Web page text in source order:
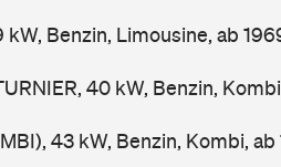
kW, Benzin, Limousine, ab
40 kW, Benzin,
43 kW, Benzin, Kombi, ab